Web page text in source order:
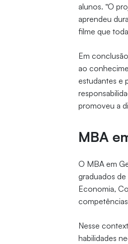
alunos. “O
aprendeu
filme que
Em
ao
estudantes e
promoveu a
MBA
O MBA em
graduados
Economia,
Nesse
habilidades